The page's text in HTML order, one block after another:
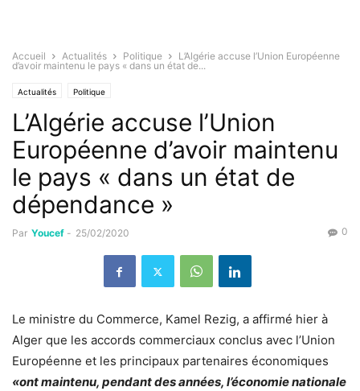
Accueil Actualités Politique
L’Algérie accuse l’Union Européenne
d’avoir maintenu le pays « dans un état de...
Actualités Politique
L’Algérie accuse l’Union
Européenne d’avoir maintenu
le pays « dans un état de
dépendance »
Par Youcef - 25/02/2020 0
Le ministre du Commerce, Kamel Rezig, a affirmé hier à
Alger que les accords commerciaux conclus avec l’Union
Européenne et les principaux partenaires économiques
«ont maintenu, pendant des années, l’économie nationale